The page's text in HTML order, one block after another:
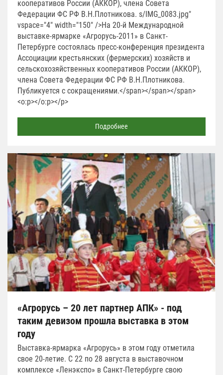
кооперативов России (АККОР), члена Совета
Федерации ФС РФ В.Н.Плотникова. s/IMG_0083.jpg"
vspace="4" width="150" />На 20-й Международной
выставке-ярмарке «Агрорусь-2011» в Санкт-
Петербурге состоялась пресс-конференция президента
Ассоциации крестьянских (фермерских) хозяйств и
сельскохозяйственных кооперативов России (АККОР),
члена Совета Федерации ФС РФ В.Н.Плотникова.
Публикуется с сокращениями.</span></span></span>
<o:p></o:p></p>
Подробнее
«Агрорусь – 20 лет партнер АПК» - под
таким девизом прошла выставка в этом
году
Выставка-ярмарка «Агрорусь» в этом году отметила
свое 20-летие. С 22 по 28 августа в выставочном
комплексе «Ленэкспо» в Санкт-Петербурге свою